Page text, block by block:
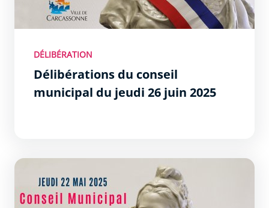
DÉLIBÉRATION
Délibérations du conseil
municipal du jeudi 26 juin 2025